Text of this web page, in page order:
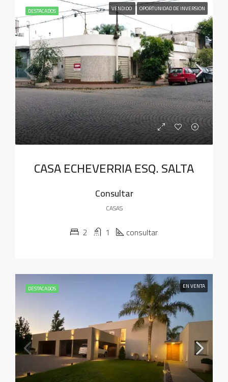
DESTACADOS VENDIDO OPORTUNIDAD DE INVERSION
CASA ECHEVERRIA ESQ. SALTA
Consultar
CASAS
2 1 consultar
DESTACADOS EN VENTA